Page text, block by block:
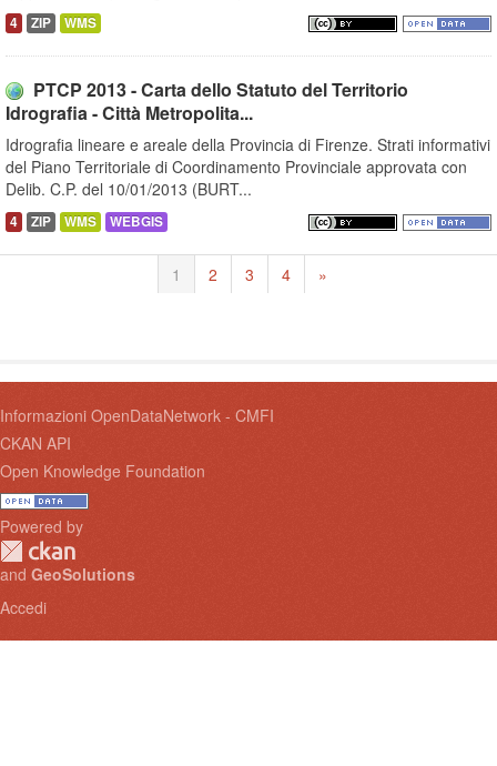
4 ZIP WMS
PTCP 2013 - Carta dello Statuto del Territorio
Idrografia - Città Metropolita...
Idrografia lineare e areale della Provincia di Firenze. Strati informativi
del Piano Territoriale di Coordinamento Provinciale approvata con
Delib. C.P. del 10/01/2013 (BURT...
4 ZIP WMS WEBGIS
1 2 3 4 »
Informazioni OpenDataNetwork - CMFI
CKAN API
Open Knowledge Foundation
Powered by
and GeoSolutions
Accedi